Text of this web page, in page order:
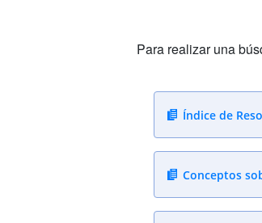
Para realizar una
Índice de
Conceptos